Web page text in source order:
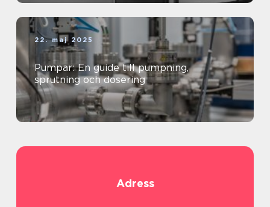
22. maj 2025
Pumpar: En guide till pumpning,
sprutning och dosering
Adress